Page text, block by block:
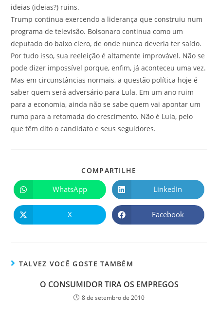
ideias (ideias?) ruins.
Trump continua exercendo a liderança que construiu num
programa de televisão. Bolsonaro continua como um
deputado do baixo clero, de onde nunca deveria ter saído.
Por tudo isso, sua reeleição é altamente improvável. Não se
pode dizer impossível porque, enfim, já aconteceu uma vez.
Mas em circunstâncias normais, a questão política hoje é
saber quem será adversário para Lula. Em um ano ruim
para a economia, ainda não se sabe quem vai apontar um
rumo para a retomada do crescimento. Não é Lula, pelo
que têm dito o candidato e seus seguidores.
COMPARTILHE
WhatsApp LinkedIn
X Facebook
TALVEZ VOCÊ GOSTE TAMBÉM
O CONSUMIDOR TIRA OS EMPREGOS
8 de setembro de 2010